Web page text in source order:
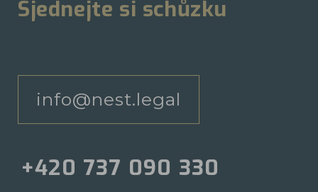
Sjednejte si schůzku
info@nest.legal
+420 737 090 330